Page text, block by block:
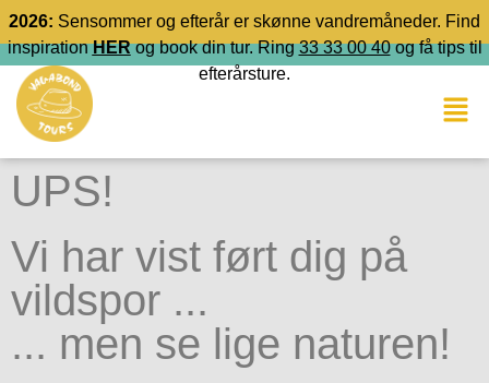
2026: Sensommer og efterår er skønne vandremåneder. Find
inspiration HERog book din tur. Ring33 33 00 40 og få tips til
efterårsture.
UPS!
Vi har vist ført dig på
vildspor ...
... men se lige naturen!